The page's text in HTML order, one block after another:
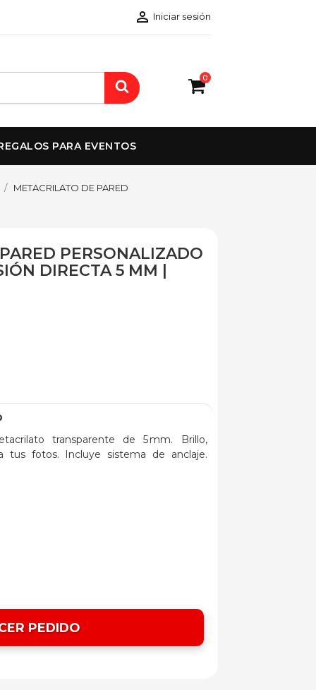
 Iniciar sesión
0
PARA EVENTOS
METACRILATO DE PARED
PERSONALIZADO
DIRECTA 5 MM |
transparente de 5 mm. Brillo,
tus fotos. Incluye sistema de anclaje.
PEDIDO